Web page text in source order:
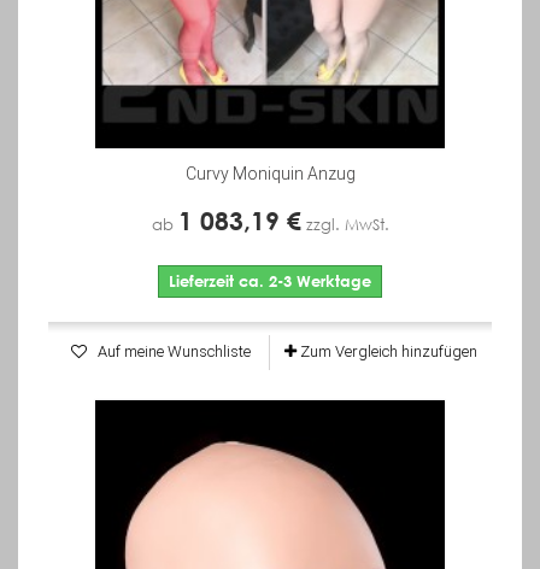
Curvy Moniquin Anzug
ab 1 083,19 € zzgl. MwSt.
Lieferzeit ca. 2-3 Werktage
Auf meine Wunschliste Zum Vergleich hinzufügen